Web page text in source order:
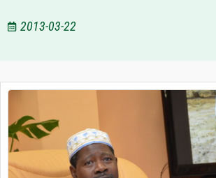
2013-03-22